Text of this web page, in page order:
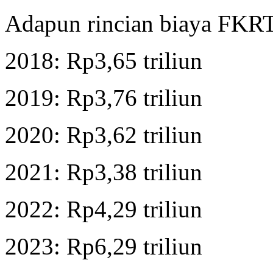
Adapun rincian biaya
2018: Rp3,65 triliun
2019: Rp3,76 triliun
2020: Rp3,62 triliun
2021: Rp3,38 triliun
2022: Rp4,29 triliun
2023: Rp6,29 triliun